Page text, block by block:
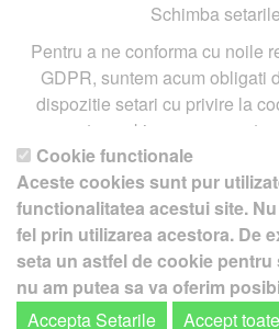
1 2 3 4
Copyright ©Petro&Aquis
de creareWebNou
Textele si imaginile prezente pe
catre proprietarul de domeniu!
Schimba
Pentru a ne conforma cu noile
GDPR, suntem acum obligati
dispozitie setari cu privire la
aceste cookie care v-ar
schimbati aceste setari mai
buton in coltul de jos al paginii.
cunostiinta ca unele cookie
website-ului nostru pentru a
dezactivate.Daca nu sunteti
rugam sa nu
Cookie functionale
Aceste cookies sunt pur
functionalitatea acestui site.
fel prin utilizarea acestora. De
seta un astfel de cookie
nu am putea sa va oferim
acest ecran cu optiuni.
Accepta Setarile Accept